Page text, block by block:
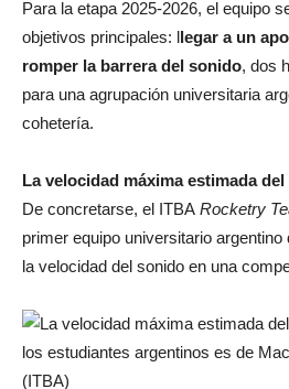
Para la etapa 2025-2026, el equipo
objetivos principales: llegar a un
romper la barrera del sonido, dos
para una agrupación universitaria
cohetería.
La velocidad máxima estimada
De concretarse, el ITBA Rocketry
primer equipo universitario
la velocidad del sonido en una